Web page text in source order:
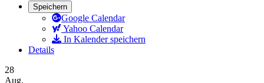
Speichern
Google Calendar
Yahoo Calendar
In Kalender speichern
Details
28
Aug.